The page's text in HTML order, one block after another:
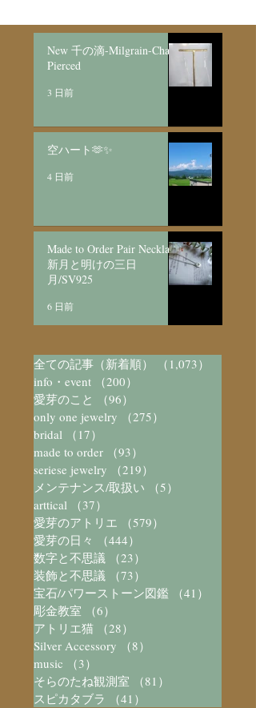
New 千の滴-Milgrain-Chain
Pierced
3 日前
空ハート🫶✨
4 日前
Made to Order Pair Necklace
新月と明けの三日
月/SV925
6 日前
全ての記事（新着順） （1,073）
info・event
（200）
愛芽のこと
（96）
only one jewelry
（275）
bridal
（17）
made to order
（93）
seriese jewelry
（219）
メンテナンス/取扱い
（5）
arttical
（37）
愛芽のアトリエ
（579）
愛芽の日々
（444）
数字と不思議
（23）
装飾と不思議
（73）
宝石/パワーストーン図鑑
（41）
彫金教室
（6）
アトリエ猫
（28）
Silver Accessory
（8）
music
（3）
そらのたね観測室
（81）
スピカタブラ
（41）